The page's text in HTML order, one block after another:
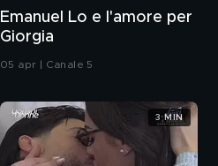
Emanuel Lo e l'amore per
Giorgia
05 apr | Canale 5
3 MIN